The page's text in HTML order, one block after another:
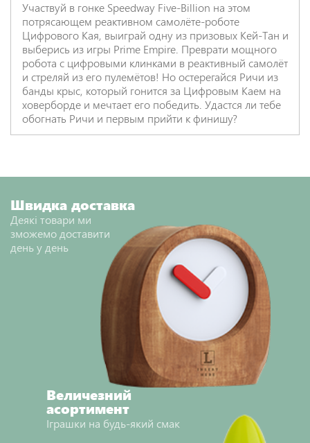
Участвуй в гонке Speedway Five-Billion на этом
потрясающем реактивном самолёте-роботе
Цифрового Кая, выиграй одну из призовых Кей-Тан и
выберись из игры Prime Empire. Преврати мощного
робота с цифровыми клинками в реактивный самолёт
и стреляй из его пулемётов! Но остерегайся Ричи из
банды крыс, который гонится за Цифровым Каем на
ховерборде и мечтает его победить. Удастся ли тебе
обогнать Ричи и первым прийти к финишу?
*
Заголовок відгуку
*
Відгук
Швидка доставка
Деякі товари ми
зможемо доставити
день у день
Величезний
асортимент
Іграшки на будь-який смак